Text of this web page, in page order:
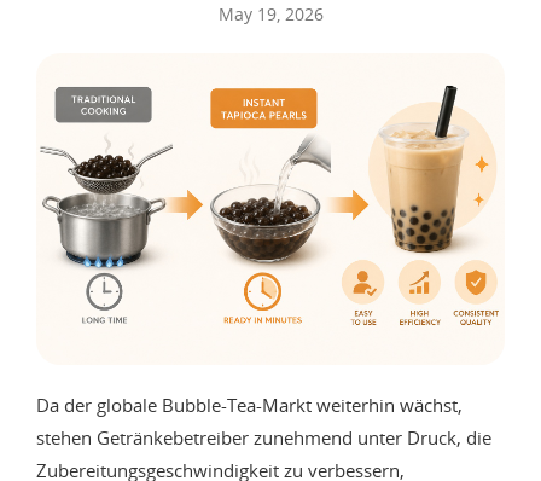
May 19, 2026
Da der globale Bubble-Tea-Markt weiterhin wächst,
stehen Getränkebetreiber zunehmend unter Druck, die
Zubereitungsgeschwindigkeit zu verbessern,